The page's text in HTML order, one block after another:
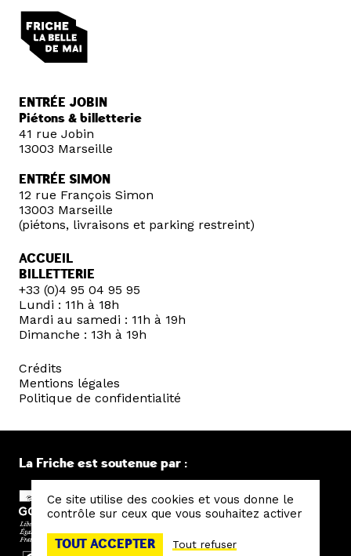
ENTRÉE JOBIN
Piétons & billetterie
41 rue Jobin
13003 Marseille
ENTRÉE SIMON
12 rue François Simon
13003 Marseille
(piétons, livraisons et parking restreint)
ACCUEIL
BILLETTERIE
+33 (0)4 95 04 95 95
Lundi : 11h à 18h
Mardi au samedi : 11h à 19h
Dimanche : 13h à 19h
Crédits
Mentions légales
Politique de confidentialité
La Friche est soutenue par :
Ce site utilise des cookies et vous donne le
contrôle sur ceux que vous souhaitez activer
TOUT ACCEPTER Tout refuser